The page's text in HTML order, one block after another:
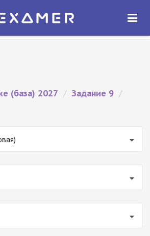
— ЕГЭ 2027
ОТКРЫТЬ
(база) 2027 / Задание 9 /